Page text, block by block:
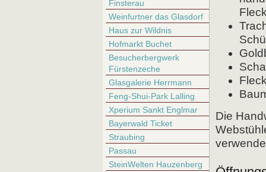
Finsterau
Weinfurtner das Glasdorf
Haus zur Wildnis
Hofmarkt Buchet
Besucherbergwerk
Fürstenzeche
Glasgalerie Herrmann
Feng-Shui-Park Lalling
Xperium Sankt Englmar
Bayerwald Ticket
Straubing
Passau
SteinWelten Hauzenberg
Die